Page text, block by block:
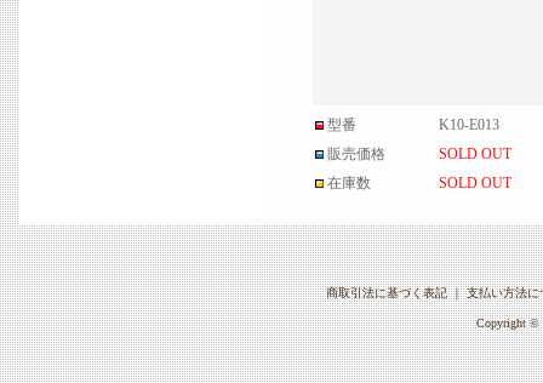
型番
K10-E013
販売価格
SOLD OUT
在庫数
SOLD OUT
商取引法に基づく表記｜支払い方法に
Copyright ©